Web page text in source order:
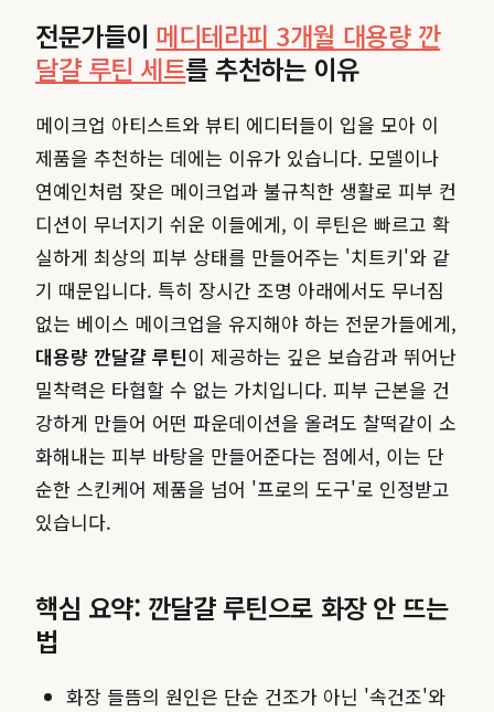
전문가들이 메디테라피 3개월 대용량 깐
달걀 루틴 세트를 추천하는 이유
메이크업 아티스트와 뷰티 에디터들이 입을 모아 이
제품을 추천하는 데에는 이유가 있습니다. 모델이나
연예인처럼 잦은 메이크업과 불규칙한 생활로 피부 컨
디션이 무너지기 쉬운 이들에게, 이 루틴은 빠르고 확
실하게 최상의 피부 상태를 만들어주는 '치트키'와 같
기 때문입니다. 특히 장시간 조명 아래에서도 무너짐
없는 베이스 메이크업을 유지해야 하는 전문가들에게,
대용량 깐달걀 루틴이 제공하는 깊은 보습감과 뛰어난
밀착력은 타협할 수 없는 가치입니다. 피부 근본을 건
강하게 만들어 어떤 파운데이션을 올려도 찰떡같이 소
화해내는 피부 바탕을 만들어준다는 점에서, 이는 단
순한 스킨케어 제품을 넘어 '프로의 도구'로 인정받고
있습니다.
핵심 요약: 깐달걀 루틴으로 화장 안 뜨는
법
화장 들뜸의 원인은 단순 건조가 아닌 '속건조'와